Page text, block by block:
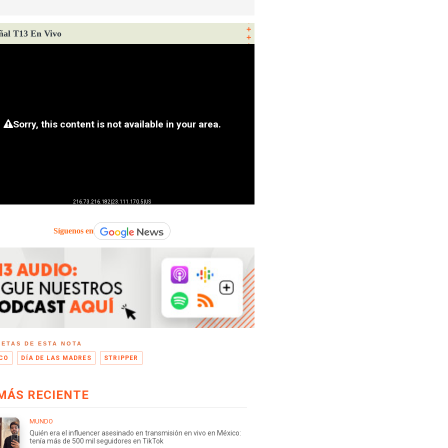
T13 En Vivo
Síguenos en
DE ESTA NOTA
DÍA DE LAS MADRES STRIPPER
RECIENTE
MUNDO
Quién era el influencer asesinado en transmisión en vivo en México:
tenía más de 500 mil seguidores en TikTok